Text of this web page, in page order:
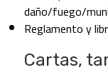
daño/fuego/
Reglamento y
Cartas,